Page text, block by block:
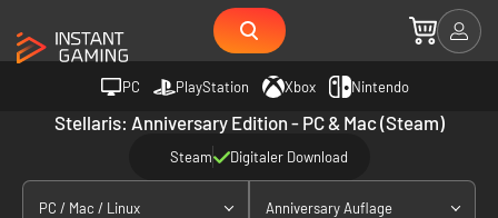
PC PlayStation Xbox Nintendo
Stellaris: Anniversary Edition - PC & Mac (Steam)
Steam Digitaler Download
PC / Mac / Linux Anniversary Auflage